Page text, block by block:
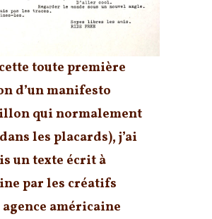
toute première
d’un manifesto
qui normalement
les placards), j’ai
un texte écrit à
par les créatifs
agence américaine